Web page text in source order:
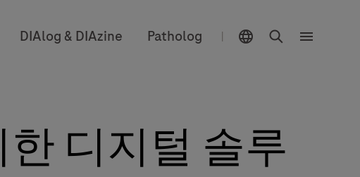
DIAlog & DIAzine Patholog |
디지털 솔루